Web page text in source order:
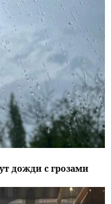
дожди с грозами